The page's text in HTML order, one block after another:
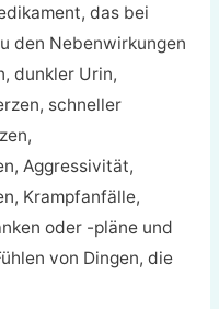
das bei
den Nebenwirkungen
dunkler Urin,
schneller
Aggressivität,
Krampfanfälle,
oder -pläne und
von Dingen, die